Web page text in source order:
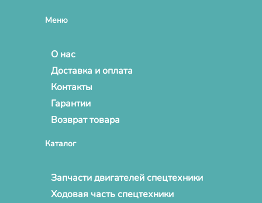
Меню
О нас
Доставка и оплата
Контакты
Гарантии
Возврат товара
Каталог
Запчасти двигателей спецтехники
Ходовая часть спецтехники